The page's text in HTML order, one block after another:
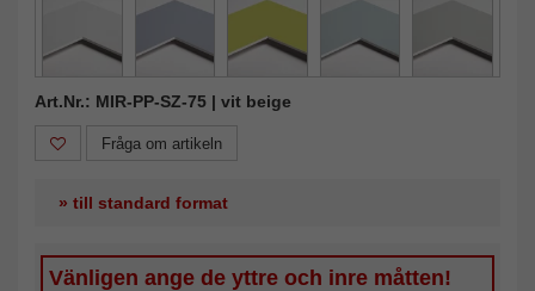
Art.Nr.: MIR-PP-SZ-75 | vit beige
Fråga om artikeln
» till standard format
Vänligen ange de yttre och inre måtten!